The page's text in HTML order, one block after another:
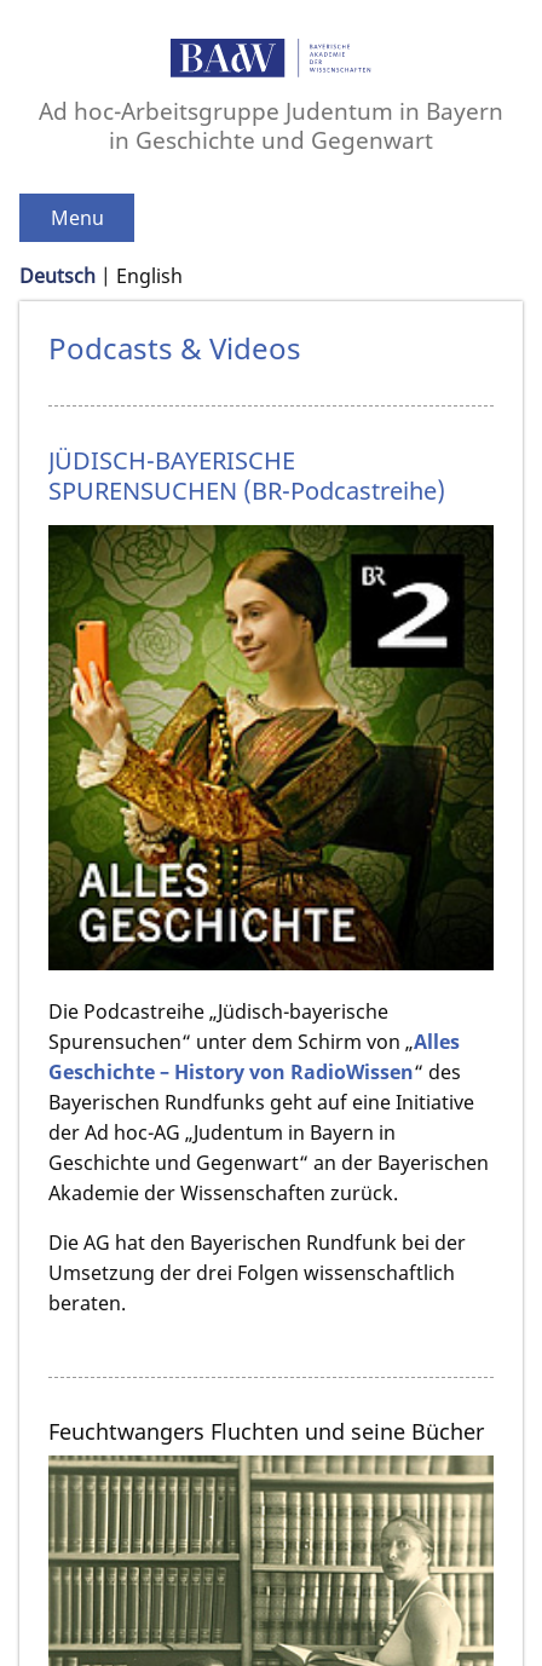
Ad hoc-Arbeitsgruppe Judentum in Bayern
in Geschichte und Gegenwart
Menu
Deutsch English
Podcasts & Videos
JÜDISCH-BAYERISCHE
SPURENSUCHEN (BR-Podcastreihe)
Die Podcastreihe „Jüdisch-bayerische
Spurensuchen“ unter dem Schirm von „Alles
Geschichte – History von RadioWissen“ des
Bayerischen Rundfunks geht auf eine Initiative
der Ad hoc-AG „Judentum in Bayern in
Geschichte und Gegenwart“ an der Bayerischen
Akademie der Wissenschaften zurück.
Die AG hat den Bayerischen Rundfunk bei der
Umsetzung der drei Folgen wissenschaftlich
beraten.
Feuchtwangers Fluchten und seine Bücher